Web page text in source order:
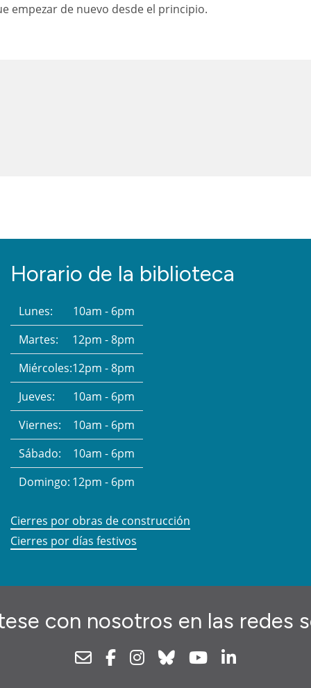
empezar de nuevo desde el principio.
Horario de la biblioteca
Lunes:
10am - 6pm
Martes:
12pm - 8pm
Miércoles:12pm - 8pm
Jueves:
10am - 6pm
Viernes:
10am - 6pm
Sábado:
10am - 6pm
Domingo: 12pm - 6pm
Cierres por obras de construcción
Cierres por días festivos
con nosotros en las redes
NewsletterFacebookInstagram
Bluesky Youtube